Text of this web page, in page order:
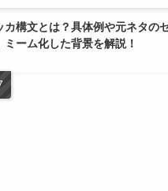
カ構文とは？具体例や元ネタの
ミーム化した背景を解説！